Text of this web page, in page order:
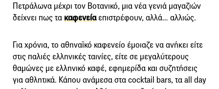
Πετράλωνα μέχρι τον Βοτανικό, μια νέα γενιά μαγαζιών
δείχνει πως τα καφενείαεπιστρέφουν, αλλά… αλλιώς.
Για χρόνια, το αθηναϊκό καφενείο έμοιαζε να ανήκει είτε
στις παλιές ελληνικές ταινίες, είτε σε μεγαλύτερους
θαμώνες με ελληνικό καφέ, εφημερίδα και συζητήσεις
για αθλητικά. Κάπου ανάμεσα στα cocktail bars, τα all day